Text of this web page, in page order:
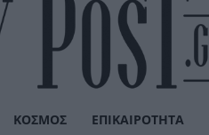
ΚΌΣΜΟΣ ΕΠΙΚΑΙΡΌΤΗΤΑ